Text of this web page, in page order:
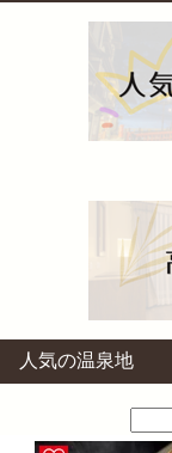
人気の温泉地
索: